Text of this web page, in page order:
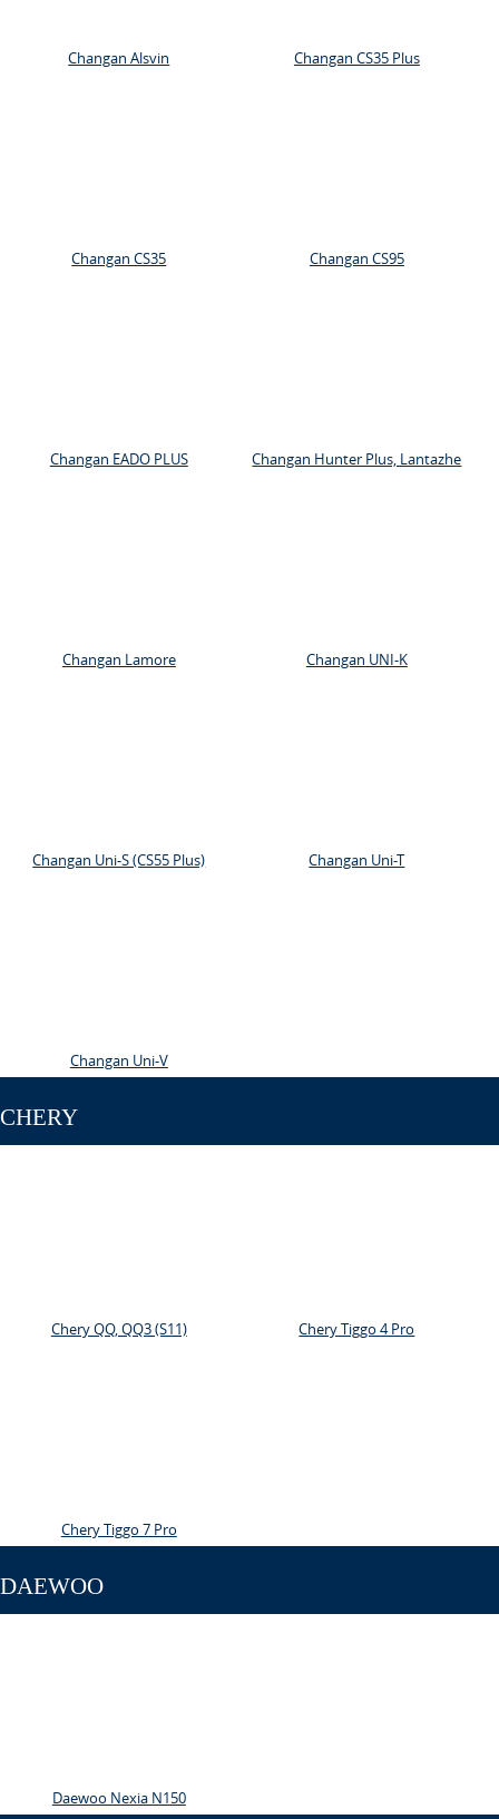
Changan Alsvin Changan CS35 Plus
Changan CS35 Changan CS95
Changan EADO PLUS Changan Hunter Plus, Lantazhe
Changan Lamore Changan UNI-K
Changan Uni-S (CS55 Plus) Changan Uni-T
Changan Uni-V
CHERY
Chery QQ, QQ3 (S11) Chery Tiggo 4 Pro
Chery Tiggo 7 Pro
DAEWOO
Daewoo Nexia N150